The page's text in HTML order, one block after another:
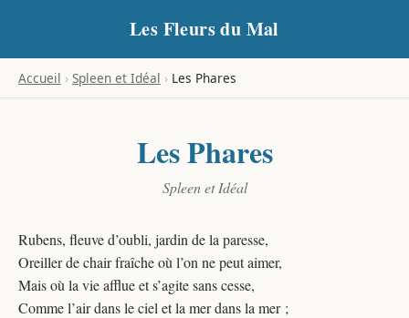
Les Fleurs du Mal
Accueil › Spleen et Idéal › Les Phares
Les Phares
Spleen et Idéal
Rubens, fleuve d’oubli, jardin de la paresse,
Oreiller de chair fraîche où l’on ne peut aimer,
Mais où la vie afflue et s’agite sans cesse,
Comme l’air dans le ciel et la mer dans la mer ;